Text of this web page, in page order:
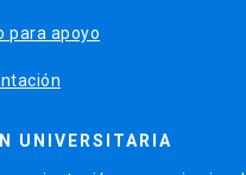
para apoyo
UNIVERSITARIA